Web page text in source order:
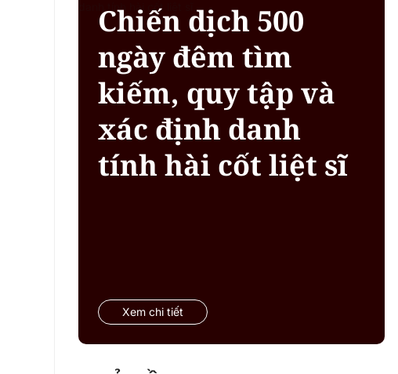
Chiến dịch 500
ngày đêm tìm
kiếm, quy tập và
xác định danh
tính hài cốt liệt sĩ
Xem chi tiết